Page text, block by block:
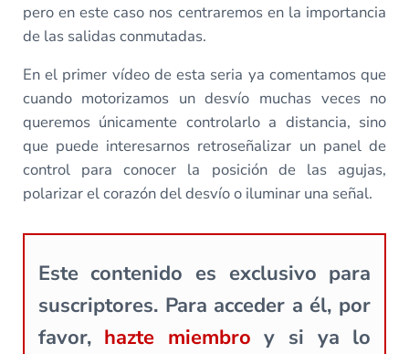
pero en este caso nos centraremos en la importancia
de las salidas conmutadas.
En el primer vídeo de esta seria ya comentamos que
cuando motorizamos un desvío muchas veces no
queremos únicamente controlarlo a distancia, sino
que puede interesarnos retroseñalizar un panel de
control para conocer la posición de las agujas,
polarizar el corazón del desvío o iluminar una señal.
Este contenido es exclusivo para
suscriptores. Para acceder a él, por
favor, hazte miembro y si ya lo